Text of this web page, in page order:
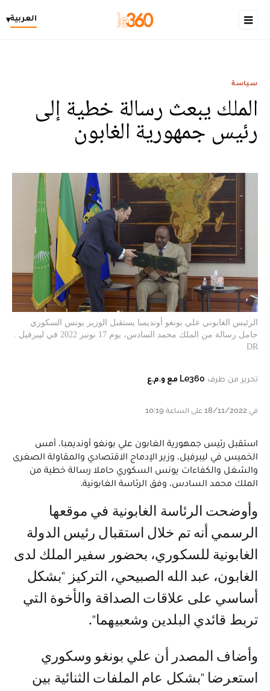
العربية▾
سياسة
الملك يبعث رسالة خطية إلى
رئيس جمهورية الغابون
الرئيس الغابوني علي بونغو أونديمبا يستقبل الوزير يونس السكوري
حامل رسالة من الملك محمد السادس، يوم 17 نونبر 2022 في ليبرفيل .
DR
تحرير من طرف Le360 مع و.م.ع
في 18/11/2022 على الساعة 10:19
استقبل رئيس جمهورية الغابون علي بونغو أونديمبا، أمس
الخميس في ليبرفيل، وزير الإدماج الاقتصادي والمقاولة الصغرى
والشغل والكفاءات يونس السكوري حاملا رسالة خطية من
الملك محمد السادس، وفق الرئاسة الغابونية.
وأوضحت الرئاسة الغابونية في موقعها
الرسمي أنه تم خلال استقبال رئيس الدولة
الغابونية للسكوري، بحضور سفير الملك لدى
الغابون، عبد الله الصبيحي، التركيز "بشكل
أساسي على علاقات الصداقة والأخوة التي
تربط قائدي البلدين وشعبيهما".
وأضاف المصدر أن علي بونغو وسكوري
استعرضا "بشكل عام الملفات الثنائية بين